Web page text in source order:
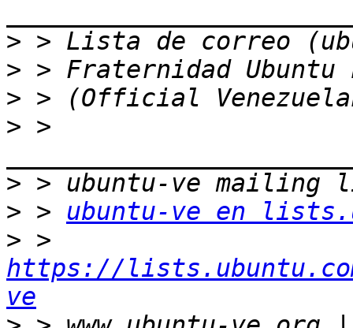
>
>
>
> >
>
> > ubuntu-ve en
>
https://
ve